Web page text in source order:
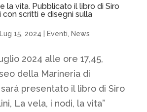
la vita. Pubblicato il libro di Siro
con scritti e disegni sulla
Lug 15, 2024 Eventi, News
2024 alle ore 17,45,
della Marineria di
presentato il libro di Siro
La vela, i nodi, la vita”